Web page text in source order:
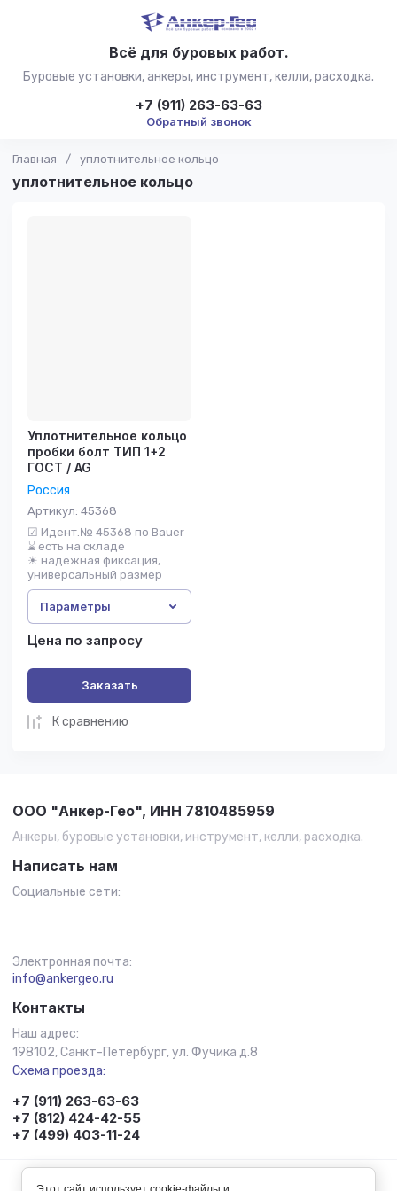
Всё для буровых работ.
Буровые установки, анкеры, инструмент, келли, расходка.
+7 (911) 263-63-63
Обратный звонок
Главная / уплотнительное кольцо
уплотнительное кольцо
Уплотнительное кольцо
пробки болт ТИП 1+2
ГОСТ / AG
Россия
Артикул: 45368
☑ Идент.№ 45368 по Bauer
⌛ есть на складе
☀ надежная фиксация,
универсальный размер
Параметры
Цена по запросу
Заказать
К сравнению
ООО "Анкер-Гео", ИНН 7810485959
Анкеры, буровые установки, инструмент, келли, расходка.
Написать нам
Социальные сети:
Электронная почта:
info@ankergeo.ru
Контакты
Наш адрес:
198102, Санкт-Петербург, ул. Фучика д.8
Схема проезда:
+7 (911) 263-63-63
+7 (812) 424-42-55
+7 (499) 403-11-24
© 2011 - 2026 Анкер-Гео